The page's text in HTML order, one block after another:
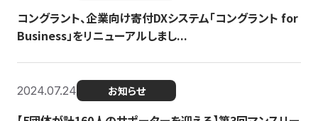
コングラント、企業向け寄付DXシステム「コングラント for
Business」をリニューアルしまし...
2024.07.24 お知らせ